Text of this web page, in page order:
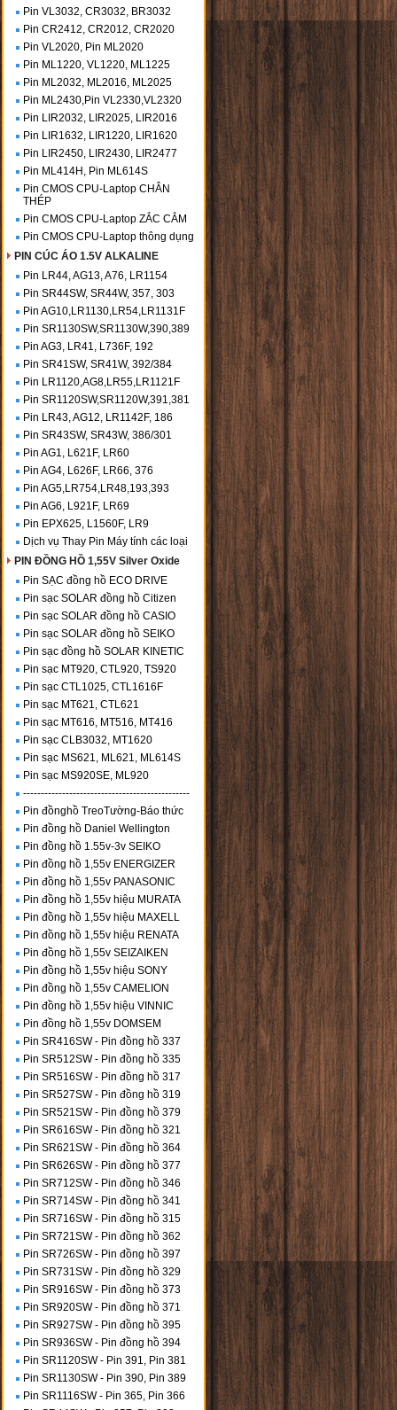
Pin VL3032, CR3032, BR3032
Pin CR2412, CR2012, CR2020
Pin VL2020, Pin ML2020
Pin ML1220, VL1220, ML1225
Pin ML2032, ML2016, ML2025
Pin ML2430,Pin VL2330,VL2320
Pin LIR2032, LIR2025, LIR2016
Pin LIR1632, LIR1220, LIR1620
Pin LIR2450, LIR2430, LIR2477
Pin ML414H, Pin ML614S
Pin CMOS CPU-Laptop CHÂN
THÉP
Pin CMOS CPU-Laptop ZẮC CẮM
Pin CMOS CPU-Laptop thông dụng
PIN CÚC ÁO 1.5V ALKALINE
Pin LR44, AG13, A76, LR1154
Pin SR44SW, SR44W, 357, 303
Pin AG10,LR1130,LR54,LR1131F
Pin SR1130SW,SR1130W,390,389
Pin AG3, LR41, L736F, 192
Pin SR41SW, SR41W, 392/384
Pin LR1120,AG8,LR55,LR1121F
Pin SR1120SW,SR1120W,391,381
Pin LR43, AG12, LR1142F, 186
Pin SR43SW, SR43W, 386/301
Pin AG1, L621F, LR60
Pin AG4, L626F, LR66, 376
Pin AG5,LR754,LR48,193,393
Pin AG6, L921F, LR69
Pin EPX625, L1560F, LR9
Dịch vụ Thay Pin Máy tính các loại
PIN ĐỒNG HỒ 1,55V Silver Oxide
Pin SẠC đồng hồ ECO DRIVE
Pin sạc SOLAR đồng hồ Citizen
Pin sạc SOLAR đồng hồ CASIO
Pin sạc SOLAR đồng hồ SEIKO
Pin sạc đồng hồ SOLAR KINETIC
Pin sạc MT920, CTL920, TS920
Pin sạc CTL1025, CTL1616F
Pin sạc MT621, CTL621
Pin sạc MT616, MT516, MT416
Pin sạc CLB3032, MT1620
Pin sạc MS621, ML621, ML614S
Pin sạc MS920SE, ML920
-----------------------------------------------
Pin đồnghồ TreoTường-Báo thức
Pin đồng hồ Daniel Wellington
Pin đồng hồ 1.55v-3v SEIKO
Pin đồng hồ 1,55v ENERGIZER
Pin đồng hồ 1,55v PANASONIC
Pin đồng hồ 1,55v hiệu MURATA
Pin đồng hồ 1,55v hiệu MAXELL
Pin đồng hồ 1,55v hiệu RENATA
Pin đồng hồ 1,55v SEIZAIKEN
Pin đồng hồ 1,55v hiệu SONY
Pin đồng hồ 1,55v CAMELION
Pin đồng hồ 1,55v hiệu VINNIC
Pin đồng hồ 1,55v DOMSEM
Pin SR416SW - Pin đồng hồ 337
Pin SR512SW - Pin đồng hồ 335
Pin SR516SW - Pin đồng hồ 317
Pin SR527SW - Pin đồng hồ 319
Pin SR521SW - Pin đồng hồ 379
Pin SR616SW - Pin đồng hồ 321
Pin SR621SW - Pin đồng hồ 364
Pin SR626SW - Pin đồng hồ 377
Pin SR712SW - Pin đồng hồ 346
Pin SR714SW - Pin đồng hồ 341
Pin SR716SW - Pin đồng hồ 315
Pin SR721SW - Pin đồng hồ 362
Pin SR726SW - Pin đồng hồ 397
Pin SR731SW - Pin đồng hồ 329
Pin SR916SW - Pin đồng hồ 373
Pin SR920SW - Pin đồng hồ 371
Pin SR927SW - Pin đồng hồ 395
Pin SR936SW - Pin đồng hồ 394
Pin SR1120SW - Pin 391, Pin 381
Pin SR1130SW - Pin 390, Pin 389
Pin SR1116SW - Pin 365, Pin 366